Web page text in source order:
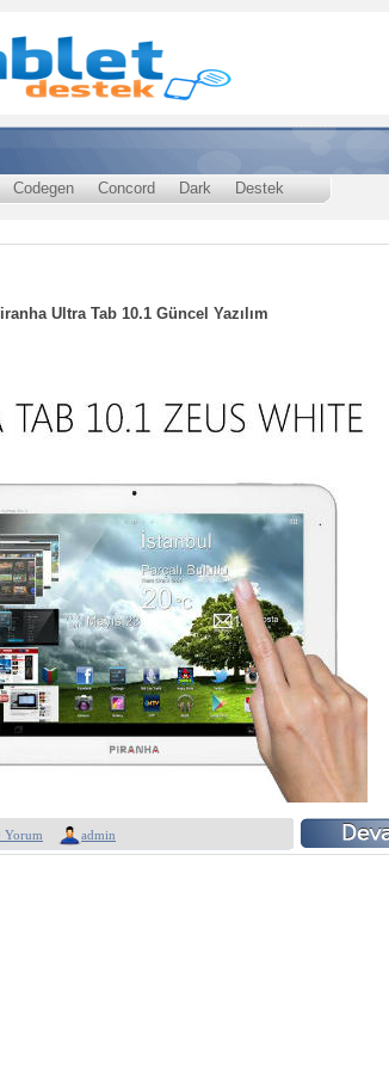
Codegen Concord Dark Destek
Ultra Tab 10.1 Güncel Yazılım
Yorum admin